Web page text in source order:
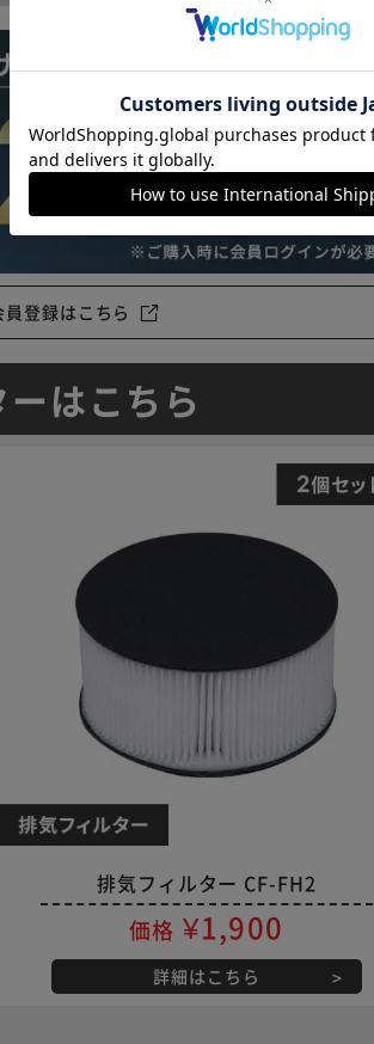
登録はこちら
はこちら
排気フィルター CF-FH2
価格 ¥1,900
詳細はこちら
※ご確認ください